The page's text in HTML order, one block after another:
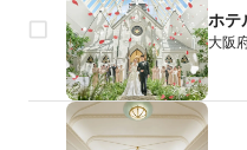
ホテ
大阪